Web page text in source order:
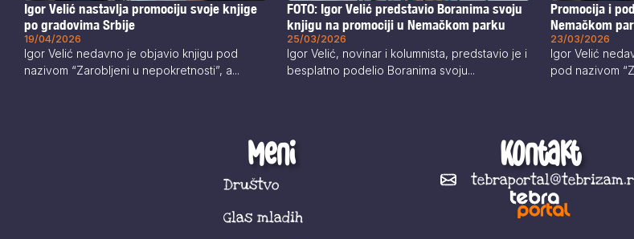
Igor Velić nastavlja promociju svoje knjige
po gradovima Srbije
19/04/2026
Igor Velić nedavno je objavio knjigu pod
nazivom “Zarobljeni u nepokretnosti”, a...
FOTO: Igor Velić predstavio Boranima svoju
knjigu na promociji u Nemačkom parku
25/03/2026
Igor Velić, novinar i kolumnista, predstavio je i
besplatno podelio Boranima svoju...
Promocija i
Nemačkom
23/03/2026
Igor Velić
pod nazivom
Meni
Društvo
Glas mladih
Kontakt